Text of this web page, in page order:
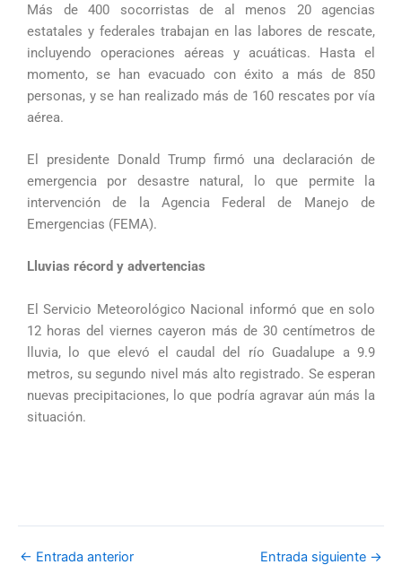
Más de 400 socorristas de al menos 20 agencias
estatales y federales trabajan en las labores de rescate,
incluyendo operaciones aéreas y acuáticas. Hasta el
momento, se han evacuado con éxito a más de 850
personas, y se han realizado más de 160 rescates por vía
aérea.
El presidente Donald Trump firmó una declaración de
emergencia por desastre natural, lo que permite la
intervención de la Agencia Federal de Manejo de
Emergencias (FEMA).
Lluvias récord y advertencias
El Servicio Meteorológico Nacional informó que en solo
12 horas del viernes cayeron más de 30 centímetros de
lluvia, lo que elevó el caudal del río Guadalupe a 9.9
metros, su segundo nivel más alto registrado. Se esperan
nuevas precipitaciones, lo que podría agravar aún más la
situación.
← Entrada anterior Entrada siguiente →